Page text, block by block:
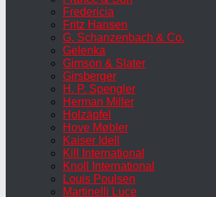
Fredericia
Fritz Hansen
G. Schanzenbach & Co.
Gelenka
Gimson & Slater
Girsberger
H. P. Spengler
Herman Miller
Holzäpfel
Hove Møbler
Kaiser Idell
Kill International
Knoll International
Louis Poulsen
Martinelli Luce